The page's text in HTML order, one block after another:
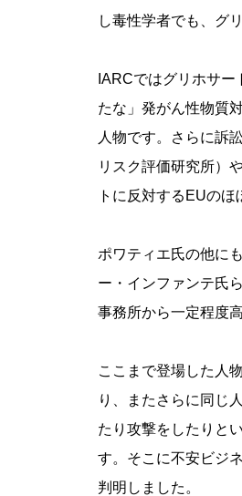
し毒性学者でも、グ
IARCではグリホサ
たな」発がん性物質
人物です。さらに訴
リスク評価研究所）
トに反対するEUの
ポワティエ氏の他に
ー・インファンテ氏
事務所から一定程度
ここまで登場した人
り、またさらに同じ
たり攻撃をしたりと
す。そこに不安ビジ
判明しました。